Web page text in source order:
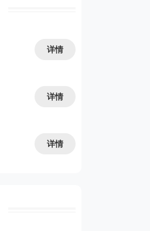
详情
详情
详情